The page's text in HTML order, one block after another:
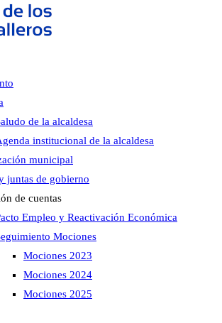
de la alcaldesa
institucional de la alcaldesa
municipal
juntas de gobierno
de cuentas
Empleo y Reactivación Económica
Mociones
Mociones 2023
Mociones 2024
Mociones 2025